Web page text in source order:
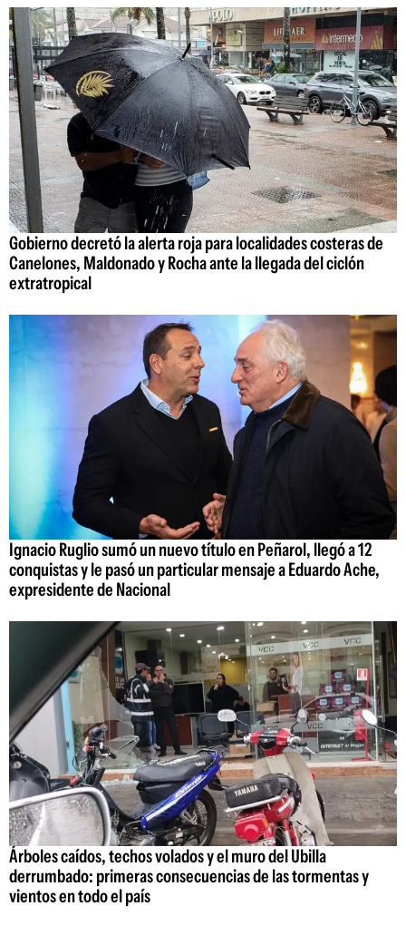
Gobierno decretó la alerta roja para localidades costeras de
Canelones, Maldonado y Rocha ante la llegada del ciclón
extratropical
Ignacio Ruglio sumó un nuevo título en Peñarol, llegó a 12
conquistas y le pasó un particular mensaje a Eduardo Ache,
expresidente de Nacional
Árboles caídos, techos volados y el muro del Ubilla
derrumbado: primeras consecuencias de las tormentas y
vientos en todo el país